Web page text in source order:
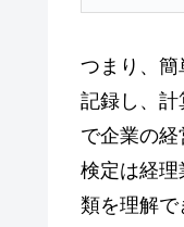
つまり、簡
記録し、計
で企業の
検定は経
類を理解で